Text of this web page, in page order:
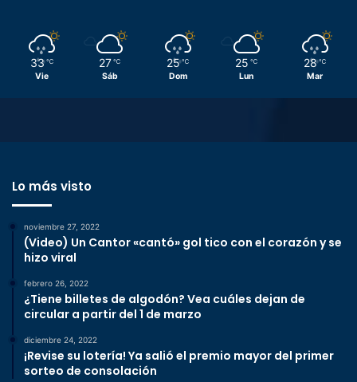
33 ℃
Vie
27 ℃
Sáb
25 ℃
Dom
25 ℃
Lun
28 ℃
Mar
Lo más visto
noviembre 27, 2022
(Video) Un Cantor «cantó» gol tico con el corazón y se
hizo viral
febrero 26, 2022
¿Tiene billetes de algodón? Vea cuáles dejan de
circular a partir del 1 de marzo
diciembre 24, 2022
¡Revise su lotería! Ya salió el premio mayor del primer
sorteo de consolación